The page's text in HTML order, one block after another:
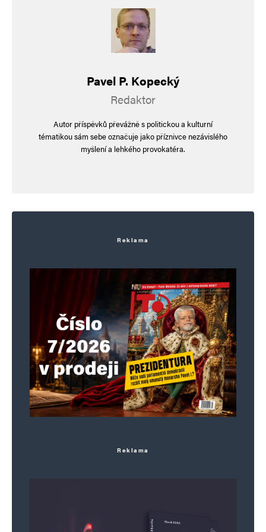
Webová stránka
Uložit do prohlížeče jméno, e-mail a webovou stránku pro budoucí
komentáře.
Pavel P. Kopecký
Redaktor
Autor příspěvků převážně s politickou a kulturní
tématikou sám sebe označuje jako příznivce nezávislého
myšlení a lehkého provokatéra.
Reklama
Reklama